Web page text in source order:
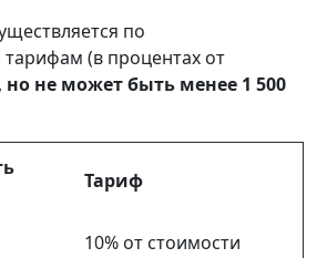
по
(в процентах от
но не может быть менее 1 500
Тариф
10% от стоимости